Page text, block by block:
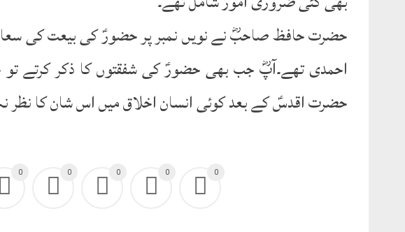
حضرت حافظ صاحبؓ نے نویں نمبر پر حضورؑ کی بیعت کی
احمدی تھے۔آپؓ جب بھی حضورؑ کی شفقتوں کا ذکر کرتے تو
حضرت اقدسؑ کے بعد کوئی انسان اخلاق میں اس شان کا نظر
0 0 0 0 0